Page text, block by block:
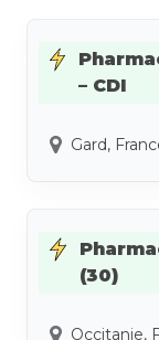
– CDI
Gard,
(30)
Occitanie,